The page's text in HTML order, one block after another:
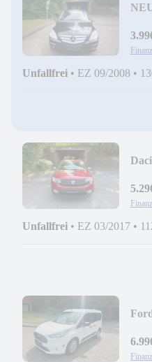
Unfallfrei • EZ 09/2008 •
Unfallfrei • EZ 03/2017 •